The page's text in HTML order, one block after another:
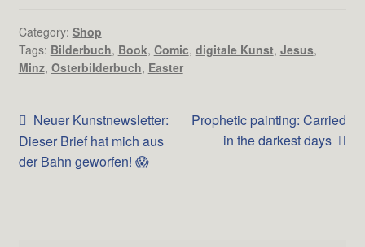
Category: Shop
Tags: Bilderbuch, Book, Comic, digitale Kunst, Jesus,
Minz, Osterbilderbuch, Easter
Beitrags-
Navigation
Vorheriger
Beitrag:
Neuer Kunstnewsletter:
Dieser Brief hat mich aus
der Bahn geworfen! 😱
Nächster
Beitrag:
Prophetic painting: Carried
in the darkest days